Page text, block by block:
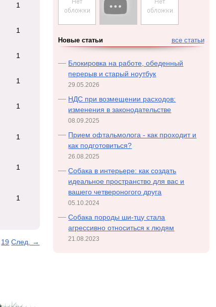
1
1
1
1
1
1
1
1
19 След. →
все статьи
Новые статьи
Блокировка на работе, обеденный
перерыв и старый ноутбук
29.05.2026
НДС при возмещении расходов:
изменения в законодательстве
08.09.2025
Прием офтальмолога - как проходит и
как подготовиться?
26.08.2025
Собака в интерьере: как создать
идеальное пространство для вас и
вашего четвероногого друга
05.10.2024
Cобака породы ши-тцу стала
агрессивно относиться к людям
21.08.2023